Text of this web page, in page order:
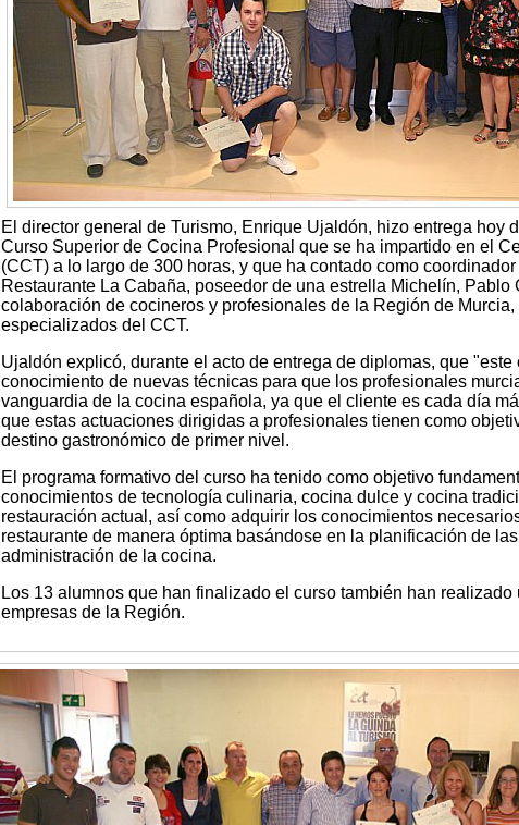
El director general de Turismo, Enrique Ujaldón, hizo entrega hoy
Curso Superior de Cocina Profesional que se ha impartido en el
(CCT) a lo largo de 300 horas, y que ha contado como
Restaurante La Cabaña, poseedor de una estrella Michelín,
colaboración de cocineros y profesionales de la Región de
especializados del CCT.
Ujaldón explicó, durante el acto de entrega de diplomas, que "este
conocimiento de nuevas técnicas para que los profesionales
vanguardia de la cocina española, ya que el cliente es cada día
que estas actuaciones dirigidas a profesionales tienen como
destino gastronómico de primer nivel.
El programa formativo del curso ha tenido como objetivo
conocimientos de tecnología culinaria, cocina dulce y cocina
restauración actual, así como adquirir los conocimientos
restaurante de manera óptima basándose en la planificación de
administración de la cocina.
Los 13 alumnos que han finalizado el curso también han
empresas de la Región.